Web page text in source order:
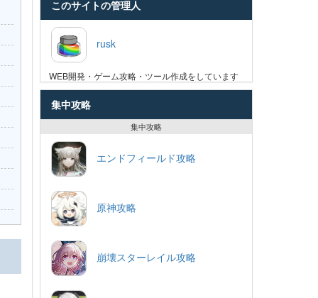
このサイトの管理人
rusk
WEB開発・ゲーム攻略・ツール作成をしています
集中攻略
集中攻略
エンドフィールド攻略
原神攻略
崩壊スターレイル攻略